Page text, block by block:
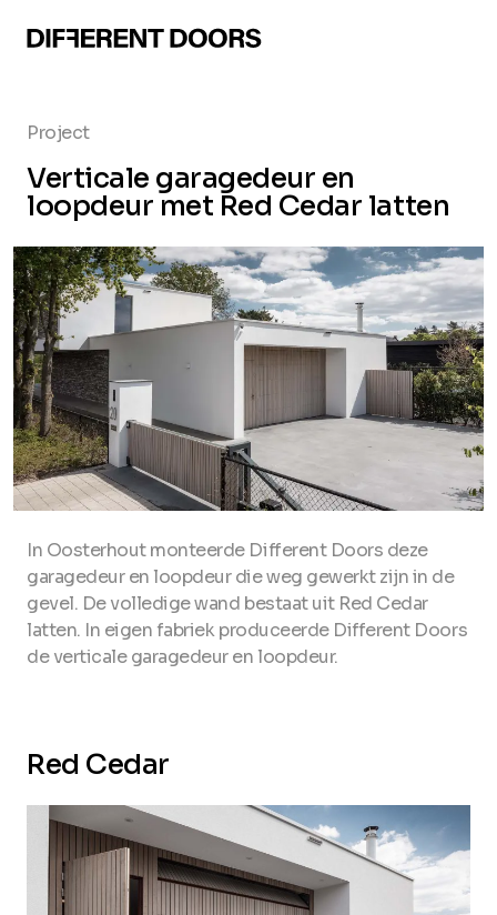
Project
Verticale garagedeur en
loopdeur met Red Cedar latten
In Oosterhout monteerde Different Doors deze
garagedeur en loopdeur die weg gewerkt zijn in de
gevel. De volledige wand bestaat uit Red Cedar
latten. In eigen fabriek produceerde Different Doors
de verticale garagedeur en loopdeur.
Red Cedar